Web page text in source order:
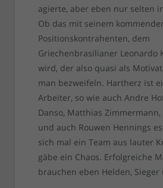
agierte, aber eben nur selten
Ob das mit seinem
Positionskontrahenten, dem
Griechenbrasilianer Leonardo
wird, der also quasi als
man bezweifeln. Hartherz ist
Arbeiter, so wie auch Andre
Danso, Matthias
und auch Rouwen Hennings
sich mal ein Team aus lauter
gäbe ein Chaos. Erfolgreiche
brauchen eben Helden,